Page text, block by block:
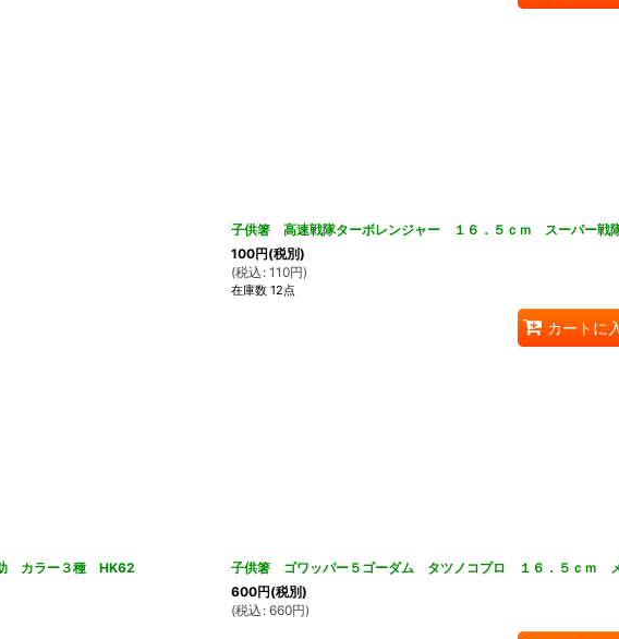
子供箸 高速戦隊ターボレンジャー １６．５ｃｍ スーパー
100円(税別)
(税込 : 110円)
在庫数 12点
カートに
カラー３種 HK62
子供箸 ゴワッパー５ゴーダム タツノコプロ １６．５ｃｍ
600円(税別)
(税込 : 660円)